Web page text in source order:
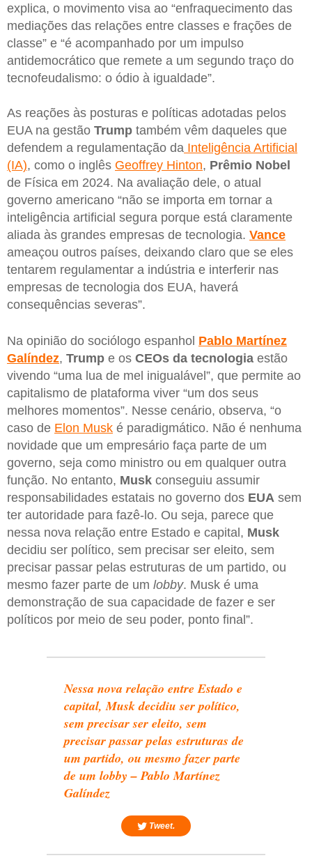
explica, o movimento visa ao “enfraquecimento das
mediações das relações entre classes e frações de
classe” e “é acompanhado por um impulso
antidemocrático que remete a um segundo traço do
tecnofeudalismo: o ódio à igualdade”.
As reações às posturas e políticas adotadas pelos
EUA na gestão Trump também vêm daqueles que
defendem a regulamentação da Inteligência Artificial
(IA), como o inglês Geoffrey Hinton, Prêmio Nobel
de Física em 2024. Na avaliação dele, o atual
governo americano “não se importa em tornar a
inteligência artificial segura porque está claramente
aliada às grandes empresas de tecnologia. Vance
ameaçou outros países, deixando claro que se eles
tentarem regulamentar a indústria e interferir nas
empresas de tecnologia dos EUA, haverá
consequências severas”.
Na opinião do sociólogo espanhol Pablo Martínez
Galíndez, Trump e os CEOs da tecnologia estão
vivendo “uma lua de mel inigualável”, que permite ao
capitalismo de plataforma viver “um dos seus
melhores momentos”. Nesse cenário, observa, “o
caso de Elon Musk é paradigmático. Não é nenhuma
novidade que um empresário faça parte de um
governo, seja como ministro ou em qualquer outra
função. No entanto, Musk conseguiu assumir
responsabilidades estatais no governo dos EUA sem
ter autoridade para fazê-lo. Ou seja, parece que
nessa nova relação entre Estado e capital, Musk
decidiu ser político, sem precisar ser eleito, sem
precisar passar pelas estruturas de um partido, ou
mesmo fazer parte de um lobby. Musk é uma
demonstração de sua capacidade de fazer e ser
políticos por meio de seu poder, ponto final”.
Nessa nova relação entre Estado e
capital, Musk decidiu ser político,
sem precisar ser eleito, sem
precisar passar pelas estruturas de
um partido, ou mesmo fazer parte
de um lobby – Pablo Martínez
Galíndez
Tweet.